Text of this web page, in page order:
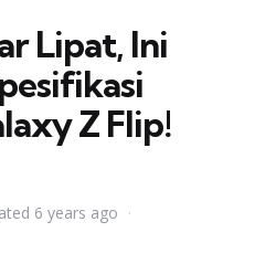
Lipat, Ini
Z Flip!
6 years ago